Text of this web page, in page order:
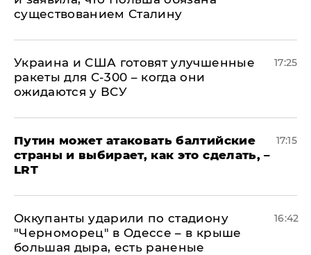
существованием Сталину
Украина и США готовят улучшенные
ракеты для С-300 – когда они
ожидаются у ВСУ
17:25
Путин может атаковать балтийские
страны и выбирает, как это сделать, –
LRT
17:15
Оккупанты ударили по стадиону
"Черноморец" в Одессе – в крыше
большая дыра, есть раненые
16:42